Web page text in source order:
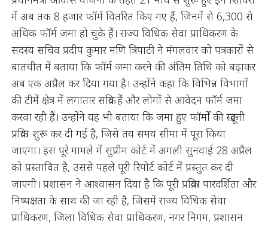
में अब तक 8 हजार फॉर्म वितरित किए गए हैं, जिनमें से 6,300 से
अधिक फॉर्म जमा हो चुके हैं। राज्य विधिक सेवा प्राधिकरण के
सदस्य सचिव प्रदीप कुमार मणि त्रिपाठी ने मंगलवार को पत्रकारों से
बातचीत में बताया कि फॉर्म जमा करने की अंतिम तिथि को बढ़ाकर
अब एक अप्रैल कर दिया गया है। उन्होंने कहा कि विभिन्न विभागों
की टीमें क्षेत्र में लगातार सक्रिय हैं और लोगों से आवेदन फॉर्म जमा
करवा रही हैं। उन्होंने यह भी बताया कि जमा हुए फॉर्मों की स्क्रूटनी
प्रक्रिया शुरू कर दी गई है, जिसे तय समय सीमा में पूरा किया
जाएगा। इस पूरे मामले में सुप्रीम कोर्ट में अगली सुनवाई 28 अप्रैल
को प्रस्तावित है, उससे पहले पूरी रिपोर्ट कोर्ट में प्रस्तुत कर दी
जाएगी। प्रशासन ने आश्वासन दिया है कि पूरी प्रक्रिया पारदर्शिता और
निष्पक्षता के साथ की जा रही है, जिसमें राज्य विधिक सेवा
प्राधिकरण, जिला विधिक सेवा प्राधिकरण, नगर निगम, प्रशासन